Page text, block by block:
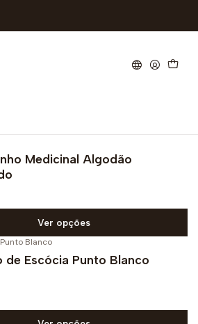
Medicinal Algodão
Ver opções
Punto Blanco
de Escócia Punto Blanco